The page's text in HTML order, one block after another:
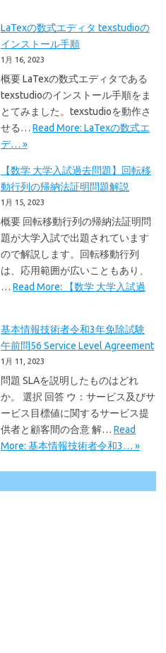
LaTexの数式エディタ texstudioの
インストール手順
1月 16, 2023
概要 LaTexの数式エディタである
texstudioのインストール手順をま
とてみました。texstudioを動作さ
せる… Read More: LaTexの数式エ
デ… »
【数学 大学入試過去問題】回転移
動行列の帰納法証明問題解説
1月 15, 2023
概要 回転移動行列の帰納法証明問
題が大学入試で出題されています
ので解説します。回転移動行列
は、応用範囲が広いこともあり、
… Read More: 【数学 大学入試過
基本情報技術者令和3年免除試験
午前問56 Service Level Agreement
1月 11, 2023
問題 SLAを説明したものはどれ
か。 選択 回答 ウ：サービス及びサ
ービス目標値に関するサービス提
供者と顧客間の合意 解… Read
More: 基本情報技術者令和3… »